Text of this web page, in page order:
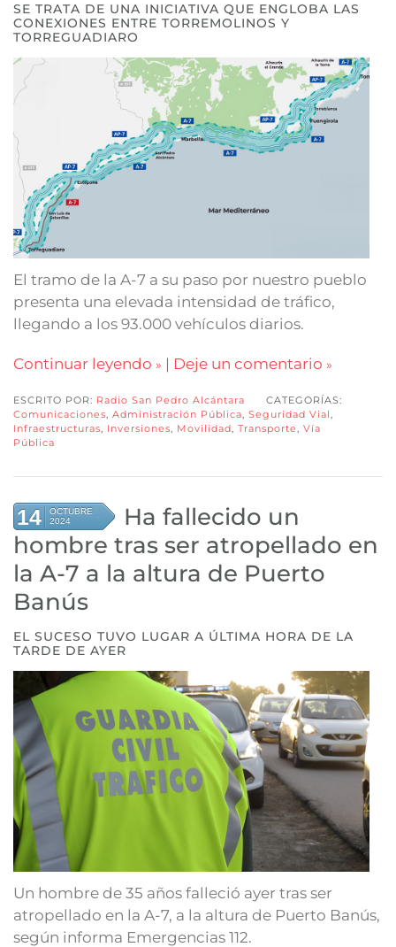
SE TRATA DE UNA INICIATIVA QUE ENGLOBA LAS
CONEXIONES ENTRE TORREMOLINOS Y
TORREGUADIARO
El tramo de la A-7 a su paso por nuestro pueblo
presenta una elevada intensidad de tráfico,
llegando a los 93.000 vehículos diarios.
Continuar leyendo | Deje un comentario
ESCRITO POR: Radio San Pedro Alcántara
CATEGORÍAS:
Comunicaciones, Administración Pública, Seguridad Vial,
Infraestructuras, Inversiones, Movilidad, Transporte, Vía
Pública
14
OCTUBRE
2024
Ha fallecido un
hombre tras ser atropellado en
la A-7 a la altura de Puerto
Banús
EL SUCESO TUVO LUGAR A ÚLTIMA HORA DE LA
TARDE DE AYER
Un hombre de 35 años falleció ayer tras ser
atropellado en la A-7, a la altura de Puerto Banús,
según informa Emergencias 112.